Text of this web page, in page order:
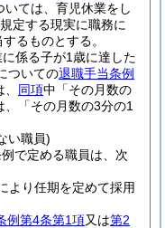
いては、育児休業をし
定する現実に職務に
るものとする。
係る子が1歳に達した
ついての退職手当条例
同項中「その月数の
「その月数の3分の1
い職員)
で定める職員は、次
より任期を定めて採用
例第4条第1項又は第2